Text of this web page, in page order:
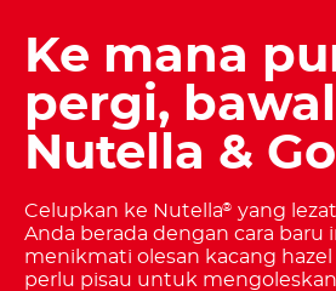
Ke mana
pergi,
Nutella &
Celupkan ke Nutella® yang
Anda berada dengan cara baru
menikmati olesan kacang
perlu pisau untuk